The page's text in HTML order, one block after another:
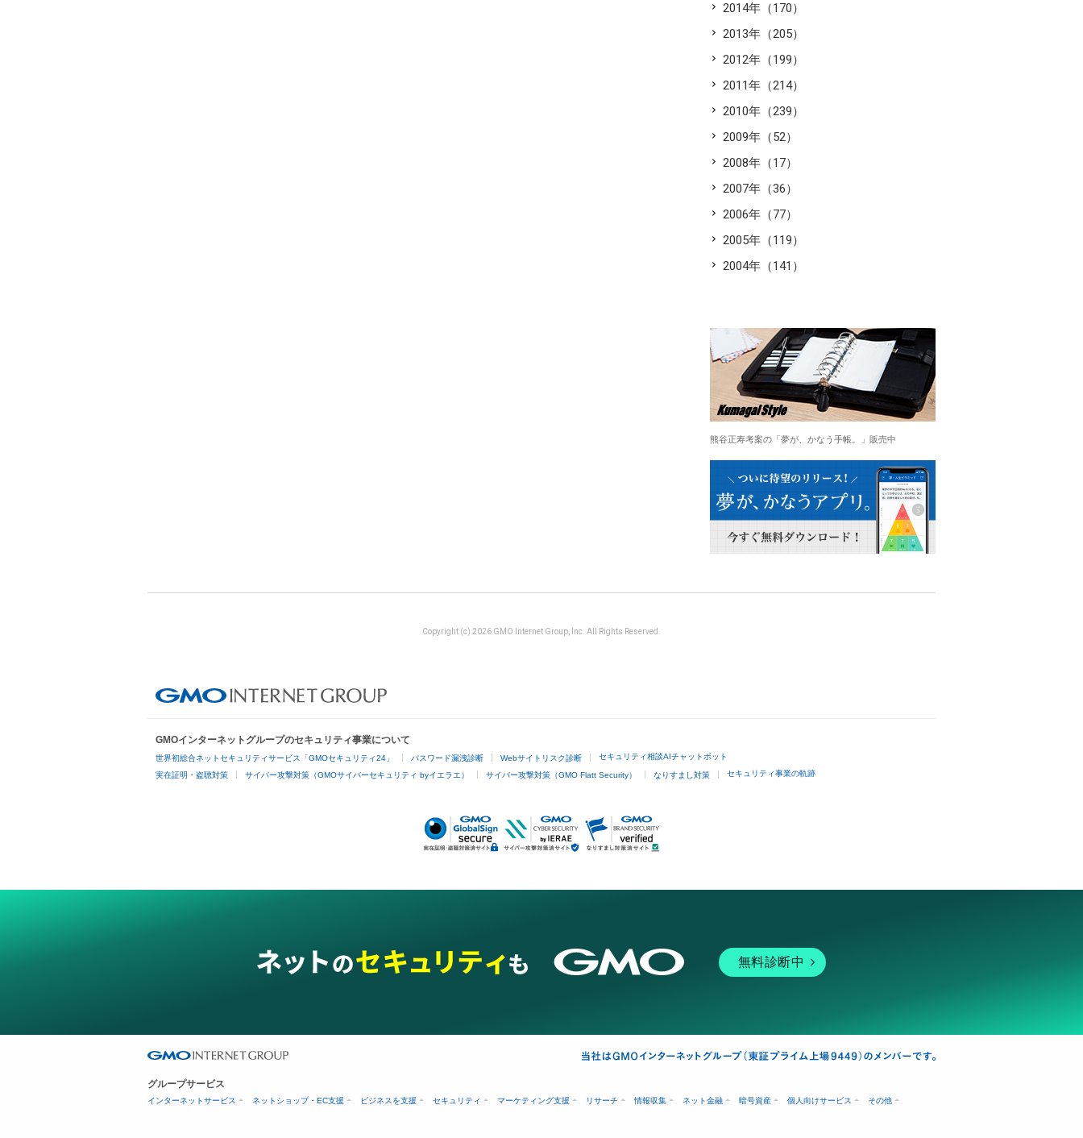
2014年（170）
2013年（205）
2012年（199）
2011年（214）
2010年（239）
2009年（52）
2008年（17）
2007年（36）
2006年（77）
2005年（119）
2004年（141）
熊谷正寿考案の「夢が、かなう手帳。」販売中
Copyright (c) 2026 GMO Internet Group, Inc. All Rights Reserved.
GMOインターネットグループのセキュリティ事業について
世界初総合ネットセキュリティサービス「GMOセキュリティ24」 パスワード漏洩診断 Webサイトリスク診断 セキュリティ相談AIチャットボット
実在証明・盗聴対策 サイバー攻撃対策（GMOサイバーセキュリティ byイエラエ） サイバー攻撃対策（GMO Flatt Security） なりすまし対策 セキュリティ事業の軌跡
無料診断中
グループサービス
インターネットサービス ネットショップ・EC支援 ビジネスを支援 セキュリティ マーケティング支援 リサーチ 情報収集 ネット金融 暗号資産 個人向けサービス その他